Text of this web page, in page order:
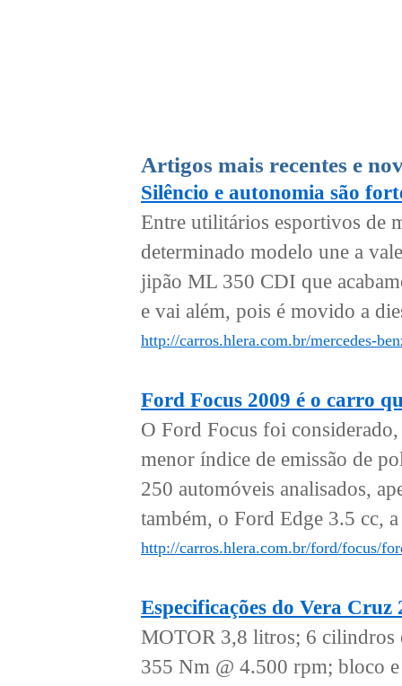
Artigos mais recentes e
Silêncio e autonomia são
Entre utilitários esportivos de
determinado modelo une a
jipão ML 350 CDI que
e vai além, pois é movido a
http://carros.hlera.com.br/mercedes-
Ford Focus 2009 é o carro
O Ford Focus foi
menor índice de emissão de
250 automóveis analisados,
também, o Ford Edge 3.5 cc,
http://carros.hlera.com.br/ford/focus/
Especificações do Vera Cruz
MOTOR 3,8 litros; 6 cilindros
355 Nm @ 4.500 rpm; bloco